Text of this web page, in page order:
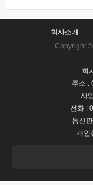
회사소개
Copyright ©
회
주소 :
사
전화 :
통신
개인